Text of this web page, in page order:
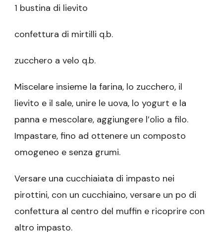
1 bustina di lievito
confettura di mirtilli q.b.
zucchero a velo q.b.
Miscelare insieme la farina, lo zucchero, il
lievito e il sale, unire le uova, lo yogurt e la
panna e mescolare, aggiungere l’olio a filo.
Impastare, fino ad ottenere un composto
omogeneo e senza grumi.
Versare una cucchiaiata di impasto nei
pirottini, con un cucchiaino, versare un po di
confettura al centro del muffin e ricoprire con
altro impasto.